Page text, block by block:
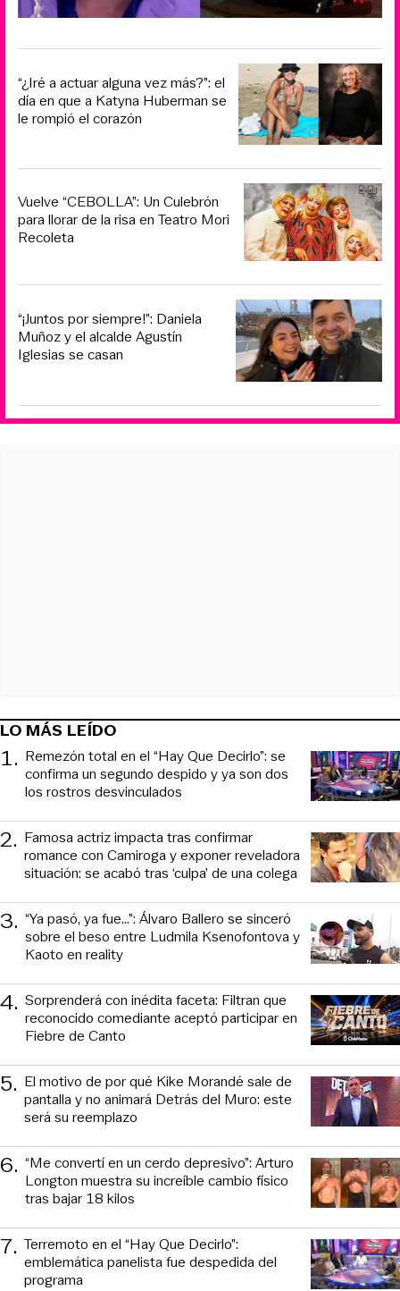
“¿Iré a actuar alguna vez más?”: el
día en que a Katyna Huberman se
le rompió el corazón
Vuelve “CEBOLLA”: Un Culebrón
para llorar de la risa en Teatro Mori
Recoleta
“¡Juntos por siempre!”: Daniela
Muñoz y el alcalde Agustín
Iglesias se casan
LO MÁS LEÍDO
1. Remezón total en el “Hay Que Decirlo”: se
confirma un segundo despido y ya son dos
los rostros desvinculados
2. Famosa actriz impacta tras confirmar
romance con Camiroga y exponer reveladora
situación: se acabó tras ‘culpa’ de una colega
3. “Ya pasó, ya fue...”: Álvaro Ballero se sinceró
sobre el beso entre Ludmila Ksenofontova y
Kaoto en reality
4. Sorprenderá con inédita faceta: Filtran que
reconocido comediante aceptó participar en
Fiebre de Canto
5. El motivo de por qué Kike Morandé sale de
pantalla y no animará Detrás del Muro: este
será su reemplazo
6. “Me convertí en un cerdo depresivo”: Arturo
Longton muestra su increíble cambio físico
tras bajar 18 kilos
7. Terremoto en el “Hay Que Decirlo”:
emblemática panelista fue despedida del
programa